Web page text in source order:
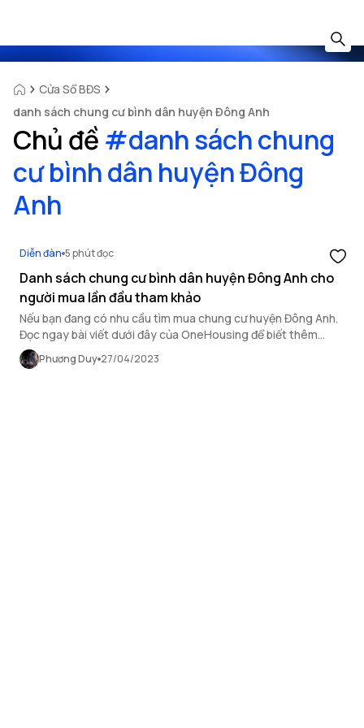
Cửa Sổ BĐS
danh sách chung cư bình dân huyện Đông Anh
Chủ đề #danh sách chung
cư bình dân huyện Đông
Anh
Diễn đàn 5 phút đọc
Danh sách chung cư bình dân huyện Đông Anh cho
người mua lần đầu tham khảo
Nếu bạn đang có nhu cầu tìm mua chung cư huyện Đông Anh.
Đọc ngay bài viết dưới đây của OneHousing để biết thêm
thông tin chi tiết.
Phương Duy 27/04/2023